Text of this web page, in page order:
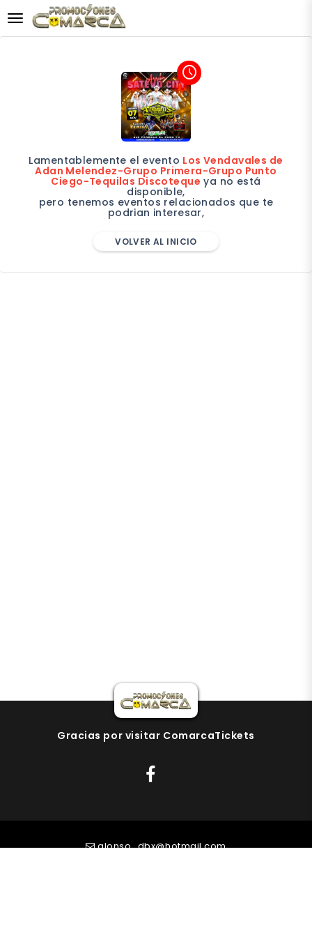
desplegar navegación
access_time
Lamentablemente el evento Los Vendavales de
Adan Melendez-Grupo Primera-Grupo Punto
Ciego-Tequilas Discoteque ya no está
disponible,
pero tenemos eventos relacionados que te
podrian interesar,
VOLVER AL INICIO
Gracias por visitar ComarcaTickets
alonso_dbx@hotmail.com